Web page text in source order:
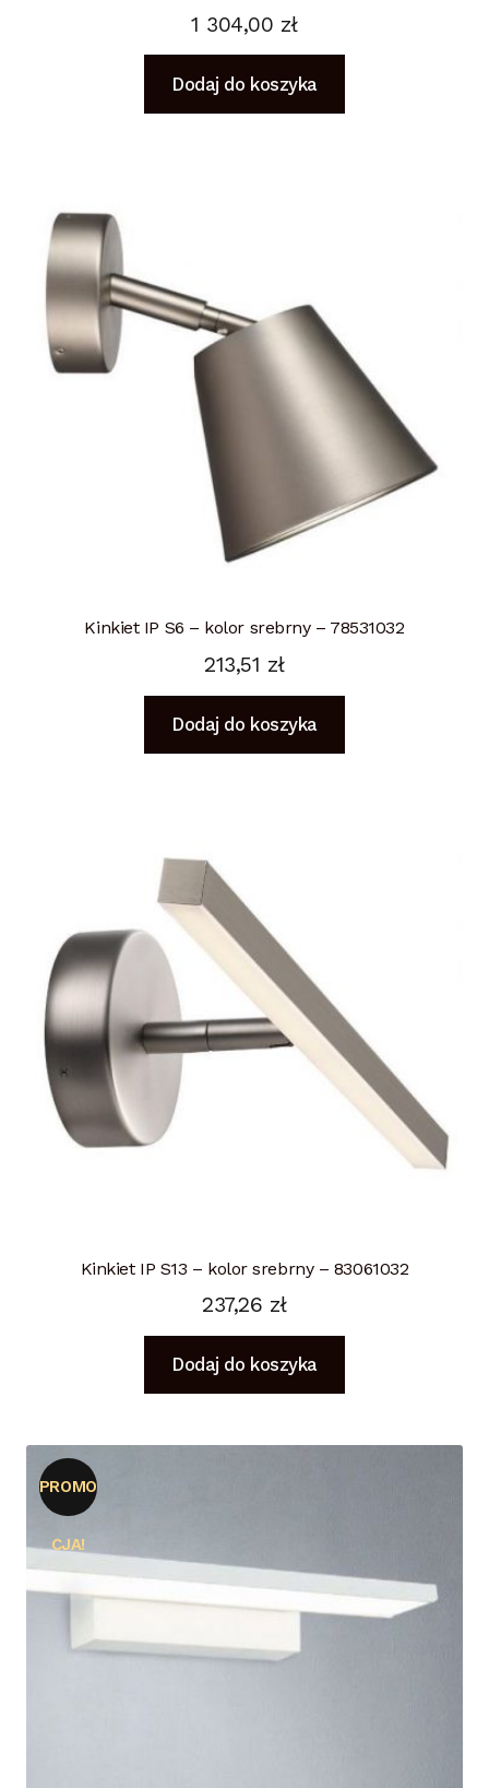
1 304,00 zł
Dodaj do koszyka
Kinkiet IP S6 – kolor srebrny – 78531032
213,51 zł
Dodaj do koszyka
Kinkiet IP S13 – kolor srebrny – 83061032
237,26 zł
Dodaj do koszyka
PROMO
CJA!